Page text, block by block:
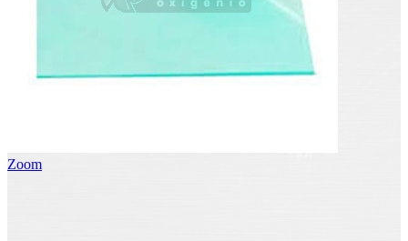
Zoom